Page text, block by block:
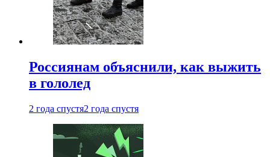
Россиянам объяснили, как выжить
в гололед
2 года спустя2 года спустя